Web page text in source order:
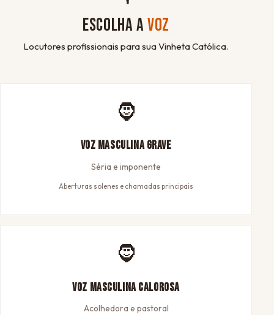
ESCOLHA AVOZ
Locutores profissionais para sua Vinheta Católica.
🧔
Voz Masculina Grave
Séria e imponente
Aberturas solenes e chamadas principais
🧔
Voz Masculina Calorosa
Acolhedora e pastoral